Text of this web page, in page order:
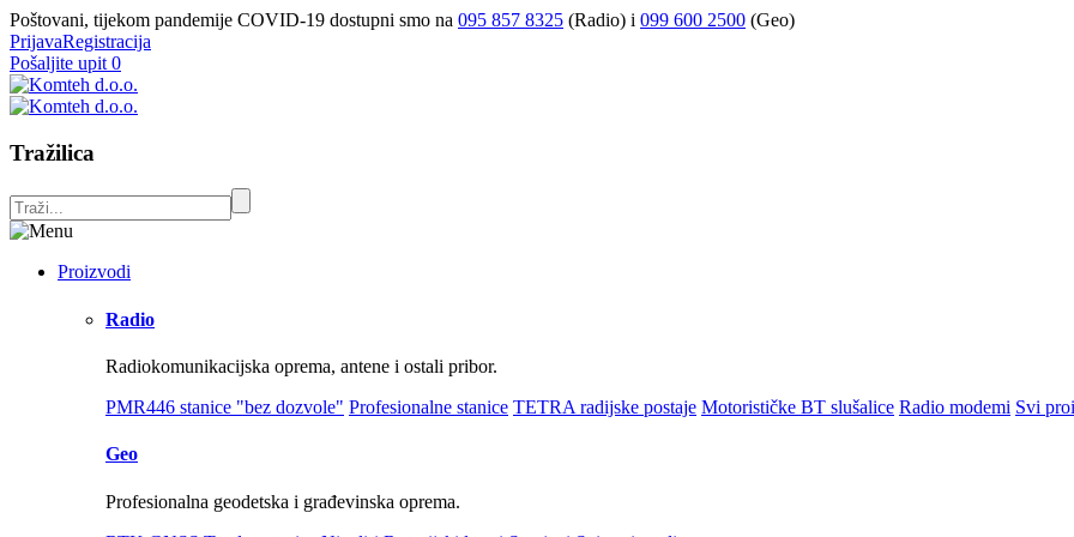
Poštovani, tijekom pandemije COVID-19 dostupni smo na 095 857 8325 (Radio) i 099 600 2500 (Geo)
PrijavaRegistracija
Pošaljite upit 0
Tražilica
Proizvodi
Radio
Radiokomunikacijska oprema, antene i ostali pribor.
PMR446 stanice "bez dozvole" Profesionalne stanice TETRA radijske postaje Motorističke BT slušalice Radio modemi Svi
Geo
Profesionalna geodetska i građevinska oprema.